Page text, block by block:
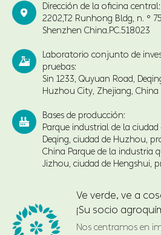

Dirección de la oficina central:
2202,T2 Runhong Bldg, n. °
Shenzhen China.PC.518023

Laboratorio conjunto de
pruebas:
Sin 1233, Quyuan Road,
Huzhou City, Zhejiang, China

Bases de producción:
Parque industrial de la ciudad
Deqing, ciudad de Huzhou,
China Parque de la industria
Jizhou, ciudad de Hengshui,
Ve verde, ve a
¡Su socio
Nos centramos en